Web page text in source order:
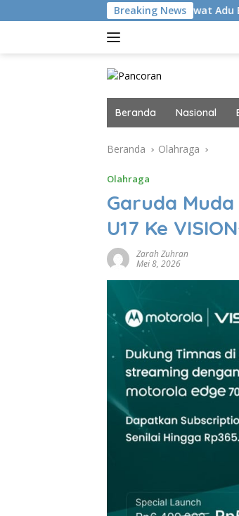
ke
Breaking News
Kalahkan Persib Lewat Adu Eksekusi
Beranda Nasional
Beranda Olahraga
Olahraga
Garuda
U17 Ke
Zarah Zuhran
Mei 8, 2026